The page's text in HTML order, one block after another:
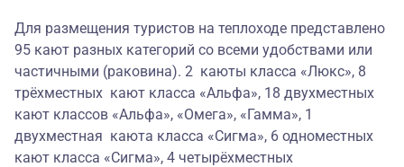
Для размещения туристов на теплоходе представлено
95 кают разных категорий со всеми удобствами или
частичными (раковина). 2 каюты класса «Люкс», 8
трёхместных кают класса «Альфа», 18 двухместных
кают классов «Альфа», «Омега», «Гамма», 1
двухместная каюта класса «Сигма», 6 одноместных
кают класса «Сигма», 4 четырёхместных